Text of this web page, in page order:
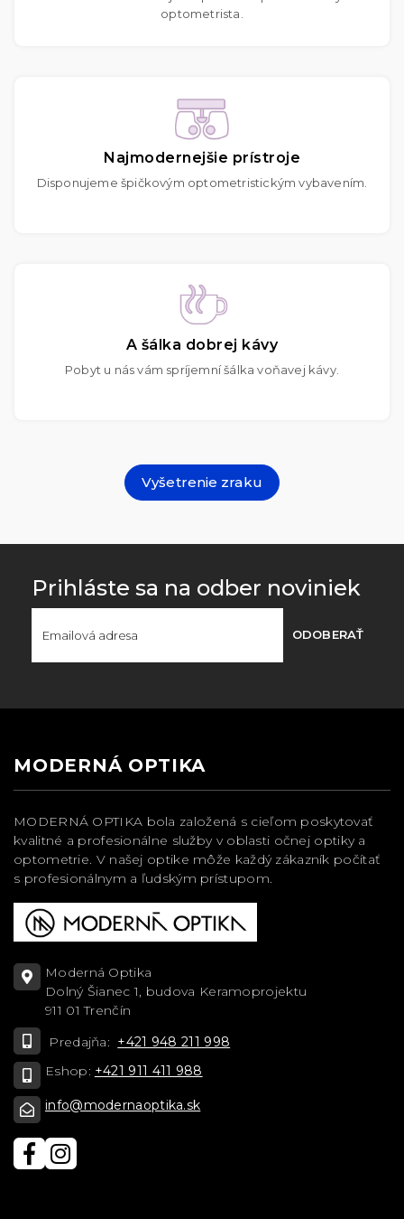
optometrista.
Najmodernejšie prístroje
Disponujeme špičkovým optometristickým vybavením.
A šálka dobrej kávy
Pobyt u nás vám spríjemní šálka voňavej kávy.
Vyšetrenie zraku
Prihláste sa na odber noviniek
ODOBERAŤ
MODERNÁ OPTIKA
MODERNÁ OPTIKA bola založená s cieľom poskytovať
kvalitné a profesionálne služby v oblasti očnej optiky a
optometrie. V našej optike môže každý zákazník počítať
s profesionálnym a ľudským prístupom.
Moderná Optika
Dolný Šianec 1, budova Keramoprojektu
911 01 Trenčín
Predajňa: +421 948 211 998
Eshop: +421 911 411 988
info@modernaoptika.sk